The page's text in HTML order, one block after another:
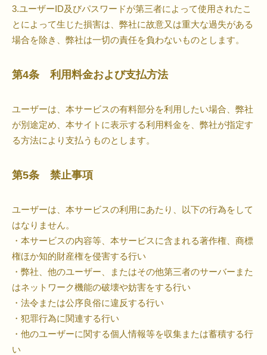
3.ユーザーID及びパスワードが第三者によって使用されたこ
とによって生じた損害は、弊社に故意又は重大な過失がある
場合を除き、弊社は一切の責任を負わないものとします。
第4条 利用料金および支払方法
ユーザーは、本サービスの有料部分を利用したい場合、弊社
が別途定め、本サイトに表示する利用料金を、弊社が指定す
る方法により支払うものとします。
第5条 禁止事項
ユーザーは、本サービスの利用にあたり、以下の行為をして
はなりません。
・本サービスの内容等、本サービスに含まれる著作権、商標
権ほか知的財産権を侵害する行い
・弊社、他のユーザー、またはその他第三者のサーバーまた
はネットワーク機能の破壊や妨害をする行い
・法令または公序良俗に違反する行い
・犯罪行為に関連する行い
・他のユーザーに関する個人情報等を収集または蓄積する行
い